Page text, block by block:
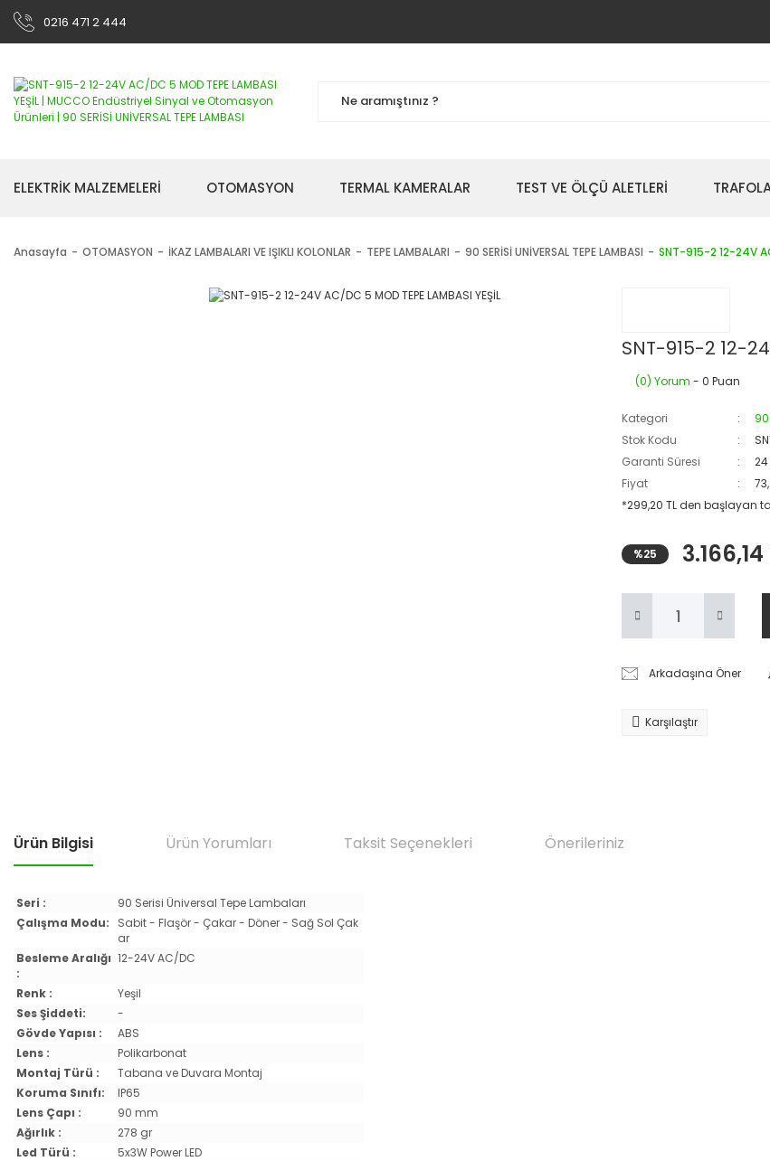
0216 471 2 444
ELEKTRİK MALZEMELERİ OTOMASYON TERMAL KAMERALAR TEST VE ÖLÇÜ ALETLERİ
Anasayfa OTOMASYON İKAZ LAMBALARI VE IŞIKLI KOLONLAR TEPE LAMBALARI 90 SERİSİ UNİVERSAL TEPE LAMBASI SNT-915-2 12-24V
SNT-915-2 12-
(0) Yorum - 0 Puan
Kategori
90
Stok Kodu
Garanti Süresi
Fiyat
*299,20 TL den başlayan
%25 3.166,14
Arkadaşına Öner
Karşılaştır
Ürün Bilgisi Ürün Yorumları Taksit Seçenekleri Önerileriniz
Seri :
90 Serisi Üniversal Tepe Lambaları
Çalışma Modu:
Sabit - Flaşör - Çakar - Döner - Sağ Sol Çak
ar
Besleme Aralığı
:
12-24V AC/DC
Renk :
Yeşil
Ses Şiddeti:
-
Gövde Yapısı :
ABS
Lens :
Polikarbonat
Montaj Türü :
Tabana ve Duvara Montaj
Koruma Sınıfı:
IP65
Lens Çapı :
90 mm
Ağırlık :
278 gr
Led Türü :
5x3W Power LED